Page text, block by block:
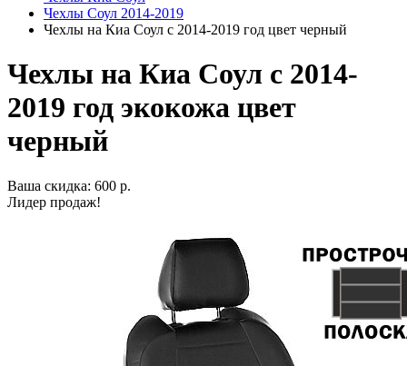
Чехлы Соул 2014-2019
Чехлы на Киа Соул с 2014-2019 год цвет черный
Чехлы на Киа Соул с 2014-
2019 год экокожа цвет
черный
Ваша скидка: 600 р.
Лидер продаж!